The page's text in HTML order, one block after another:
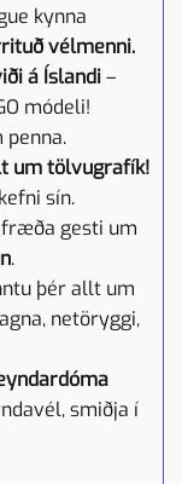
kynna
vélmenni.
á Íslandi–
módeli!
um tölvugrafík!
sín.
gesti um
.
þér allt um
netöryggi,
smiðja í